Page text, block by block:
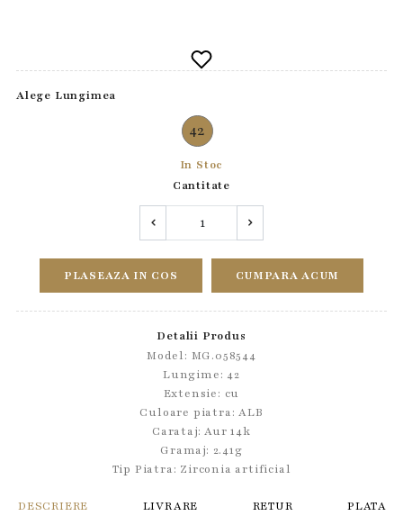
Alege Lungimea
42
In Stoc
Cantitate
PLASEAZA IN COS CUMPARA ACUM
Detalii Produs
Model: MG.058544
Lungime: 42
Extensie: cu
Culoare piatra: ALB
Carataj: Aur 14k
Gramaj: 2.41g
Tip Piatra: Zirconia artificial
DESCRIERE LIVRARE RETUR PLATA